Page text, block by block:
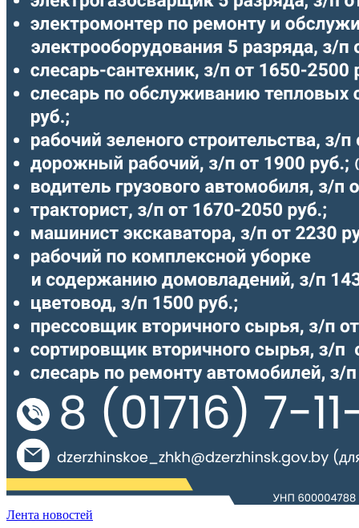
Лента новостей